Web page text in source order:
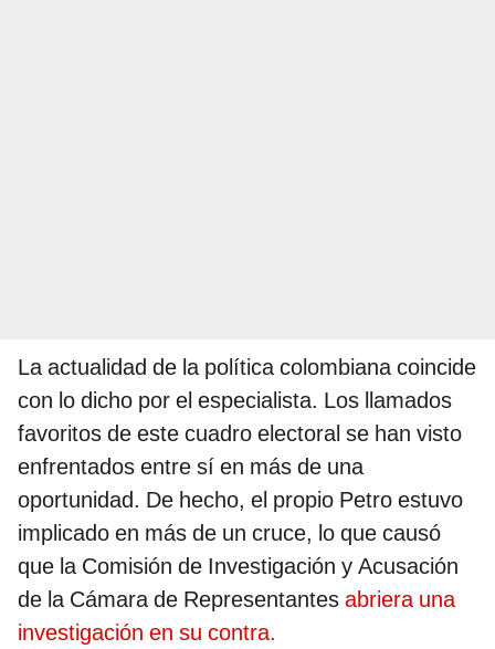
La actualidad de la política colombiana coincide
con lo dicho por el especialista. Los llamados
favoritos de este cuadro electoral se han visto
enfrentados entre sí en más de una
oportunidad. De hecho, el propio Petro estuvo
implicado en más de un cruce, lo que causó
que la Comisión de Investigación y Acusación
de la Cámara de Representantes abriera una
investigación en su contra.